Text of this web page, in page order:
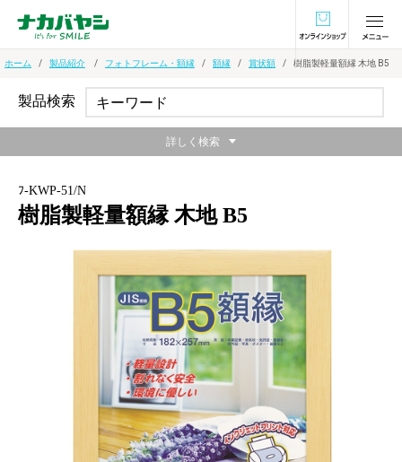
オンラインショ
ホーム 製品紹介 フォトフレーム・額縁 額縁 賞状額 樹脂製軽量額縁 木地 B5
ﾌ-KWP-51/N
樹脂製軽量額縁 木地 B5
ナチュラルな風合いがインテリアによく馴染む額
メーカー希望小売価格：
製品検索
詳しく検索